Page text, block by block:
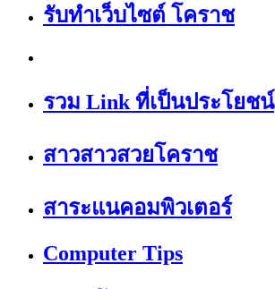
รับทำเว็บไซต์ โคราช
รวม Link ที่เป็นประโยชน์
สาวสาวสวยโคราช
สาระแนคอมพิวเตอร์
Computer Tips